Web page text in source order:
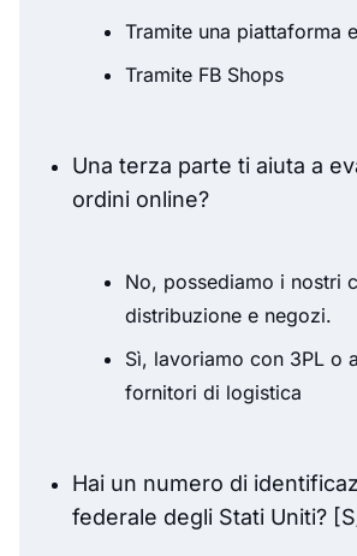
Tramite una piattaforma
Tramite FB Shops
Una terza parte ti aiuta a
ordini online?
No, possediamo i nostri
distribuzione e negozi.
Sì, lavoriamo con 3PL o
fornitori di logistica
Hai un numero di
federale degli Stati Uniti?